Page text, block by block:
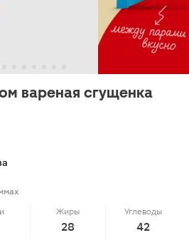
вареная сгущенка
Жиры
28
Углеводы
42